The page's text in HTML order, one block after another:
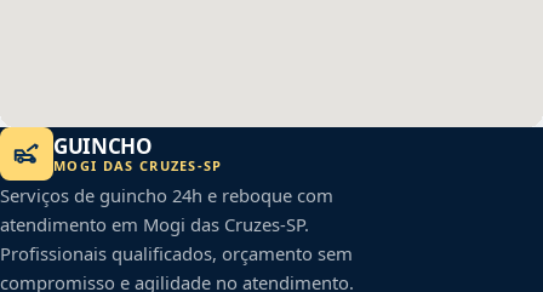
GUINCHO
MOGI DAS CRUZES-SP
Serviços de guincho 24h e reboque com
atendimento em Mogi das Cruzes-SP.
Profissionais qualificados, orçamento sem
compromisso e agilidade no atendimento.